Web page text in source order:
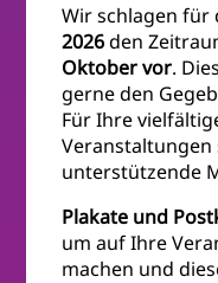
Wir schlagen
2026den
Oktober vor.
gerne den
Für Ihre
unterstützende
Plakate und
um auf Ihre
machen und